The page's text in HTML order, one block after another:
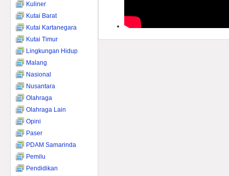
Kuliner
Kutai Barat
Kutai Kartanegara
Kutai Timur
Lingkungan Hidup
Malang
Nasional
Nusantara
Olahraga
Olahraga Lain
Opini
Paser
PDAM Samarinda
Pemilu
Pendidikan